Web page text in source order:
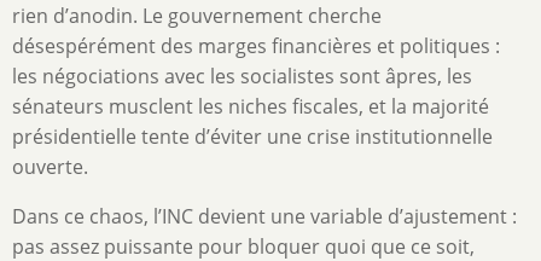
rien d’anodin. Le gouvernement cherche
désespérément des marges financières et politiques :
les négociations avec les socialistes sont âpres, les
sénateurs musclent les niches fiscales, et la majorité
présidentielle tente d’éviter une crise institutionnelle
ouverte.
Dans ce chaos, l’INC devient une variable d’ajustement :
pas assez puissante pour bloquer quoi que ce soit,